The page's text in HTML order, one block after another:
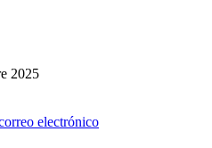
2025
electrónico